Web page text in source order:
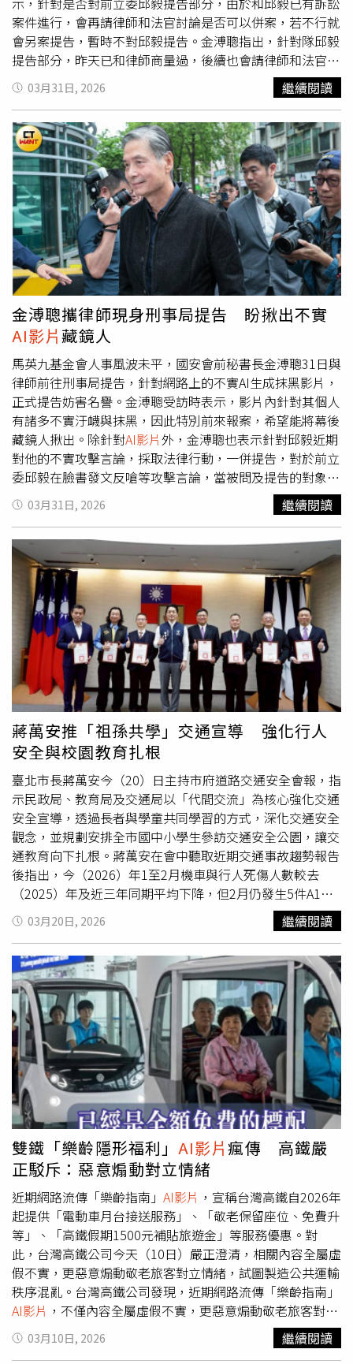
時上台發言可能影響選情，因此一致決議調整安排，並非外
界所稱情形，他也已對散布相關不實訊息者提告。
案件進行，會再請律師和法官討論是否可以併案，若不行就
會另案提告，暫時不對邱毅提告。金溥聰指出，針對隊邱毅
提告部分，昨天已和律師商量過，後續也會請律師和法官商
量併案，如果不行的會就會另外提告，今天暫時不對邱毅提
告，保留法律追訴權。金溥聰表示，今日主要提告的目的仍
是希望能盡快將不實的抹黑AI影片下架，「對我傷害很重，
反正完全都不是事實」，最後與律師一起步行離開。
03月31日, 2026 繼續閱讀
金溥聰攜律師現身刑事局提告 盼揪出不實
AI影片藏鏡人
馬英九基金會人事風波未平，國安會前秘書長金溥聰31日與
律師前往刑事局提告，針對網路上的不實AI生成抹黑影片，
正式提告妨害名譽。金溥聰受訪時表示，影片內針對其個人
有諸多不實汙衊與抹黑，因此特別前來報案，希望能將幕後
藏鏡人揪出。除針對AI影片外，金溥聰也表示針對邱毅近期
對他的不實攻擊言論，採取法律行動，一併提告，對於前立
委邱毅在臉書發文反嗆等攻擊言論，當被問及提告的對象是
否也包刮邱毅時，金溥聰回應不予回應，但2人先前就已有
訴訟，秋意目前講的內容均與正在審理中都是類似案件，後
續也會把新資料添加進去。
03月31日, 2026 繼續閱讀
蔣萬安推「祖孫共學」交通宣導 強化行人
安全與校園教育扎根
臺北市長蔣萬安今（20）日主持市府道路交通安全會報，指
示民政局、教育局及交通局以「代間交流」為核心強化交通
安全宣導，透過長者與學童共同學習的方式，深化交通安全
觀念，並規劃安排全市國中小學生參訪交通安全公園，讓交
通教育向下扎根。蔣萬安在會中聽取近期交通事故趨勢報告
後指出，今（2026）年1至2月機車與行人死傷人數較去
（2025）年及近三年同期平均下降，但2月仍發生5件A1交
通事故，其中3件為行人，顯示行人安全仍有強化空間。他
提到，相關事故包含未停讓行人與違規穿越等情形，且內
湖、信義區均有案例，已責成相關單位檢討改善，強調不得
再發生行穿線死亡事故。在交通安全宣導方面，蔣萬安肯定
民政局與各區公所透過里鄰系統推動宣導的成果，並提出精
進方向。他表示，隨著高齡化社會來臨，高齡者交通事故比
例上升，其中70至79歲為高峰族群，未來將持續透過銀髮
課程及共餐活動加強宣導，並推動「祖孫共學」，提升宣導
效果與互動性。他進一步指出，宣導內容應聚焦重點，包括
行人正確使用行穿線、避免邊走邊使用手機，以及微型電動
二輪車與青少年自行車安全等議題，讓教材更具清晰度與記
憶點。在宣傳方式上，蔣萬安表示，LINE已成為中高齡族
群主要資訊來源，應以長者熟悉的形式進行溝通，例如結合
長輩圖或 AI影片，提高資訊的接受度與理解度。同時也要求
擴大交通知能測驗，透過數據掌握宣導成效，確保政策落
實。針對交通安全公園的推廣，蔣萬安指出，目前萬華青年
公園與北投福星公園已設置相關設施，深受家長與學童肯
定，未來應整合資源進一步擴大效益。他指示教育局建立交
通安全學習地圖，串聯士林監理站與各交通公園資源，提供
學校運用；並由民政局透過鄰里系統媒合長者與學童，推動
共同學習。最後，蔣萬安要求交通局與監理所建立定期溝通
機制，整合各交通安全園區的教學回饋與測驗數據，作為未
來交通工程改善與教育政策的重要依據，持續提升臺北市整
體交通安全環境。
03月20日, 2026 繼續閱讀
雙鐵「樂齡隱形福利」 AI影片瘋傳 高鐵嚴
正駁斥：惡意煽動對立情緒
近期網路流傳「樂齡指南」 AI影片 ，宣稱台灣高鐵自2026年
起提供「電動車月台接送服務」、「敬老保留座位、免費升
等」、「高鐵假期1500元補貼旅遊金」等服務優惠。對
此，台灣高鐵公司今天（10日）嚴正澄清，相關內容全屬虛
假不實，更惡意煽動敬老旅客對立情緒，試圖製造公共運輸
秩序混亂。台灣高鐵公司發現，近期網路流傳「樂齡指南」
AI影片 ，不僅內容全屬虛假不實，更惡意煽動敬老旅客對立
情緒，試圖製造公共運輸秩序混亂，台灣高鐵公司除予以強
烈譴責外，更嚴正澄清如下：1、影片捏造台灣高鐵自2026
03月10日, 2026 繼續閱讀